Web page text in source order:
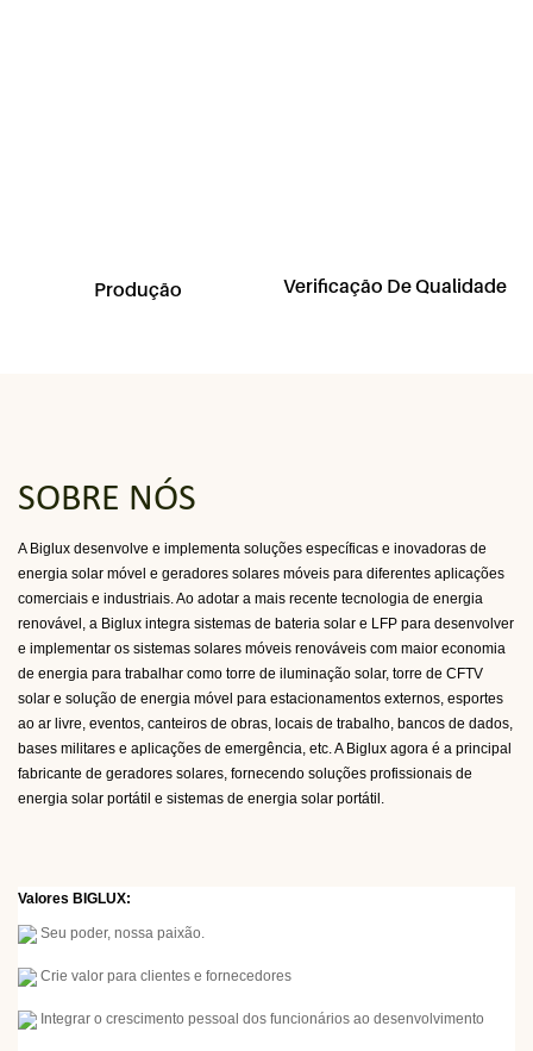
Produção Verificação De Qualidade
SOBRE NÓS
A Biglux desenvolve e implementa soluções específicas e inovadoras de
energia solar móvel e geradores solares móveis para diferentes aplicações
comerciais e industriais. Ao adotar a mais recente tecnologia de energia
renovável, a Biglux integra sistemas de bateria solar e LFP para desenvolver
e implementar os sistemas solares móveis renováveis ​​com maior economia
de energia para trabalhar como torre de iluminação solar, torre de CFTV
solar e solução de energia móvel para estacionamentos externos, esportes
ao ar livre, eventos, canteiros de obras, locais de trabalho, bancos de dados,
bases militares e aplicações de emergência, etc. A Biglux agora é a principal
fabricante de geradores solares, fornecendo soluções profissionais de
energia solar portátil e sistemas de energia solar portátil.
Valores BIGLUX:
Seu poder, nossa paixão.
Crie valor para clientes e fornecedores
Integrar o crescimento pessoal dos funcionários ao desenvolvimento